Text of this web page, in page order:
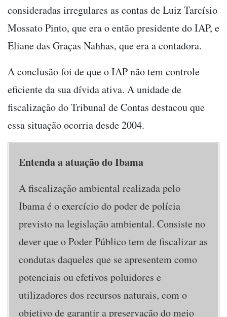
consideradas irregulares as contas de Luiz Tarcísio
Mossato Pinto, que era o então presidente do IAP, e
Eliane das Graças Nahhas, que era a contadora.
A conclusão foi de que o IAP não tem controle
eficiente da sua dívida ativa. A unidade de
fiscalização do Tribunal de Contas destacou que
essa situação ocorria desde 2004.
Entenda a atuação do Ibama
A fiscalização ambiental realizada pelo
Ibama é o exercício do poder de polícia
previsto na legislação ambiental. Consiste no
dever que o Poder Público tem de fiscalizar as
condutas daqueles que se apresentem como
potenciais ou efetivos poluidores e
utilizadores dos recursos naturais, com o
objetivo de garantir a preservação do meio